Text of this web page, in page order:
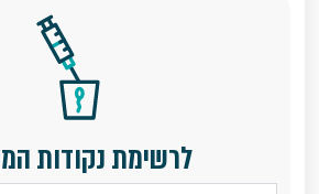
לרשימת נקודות